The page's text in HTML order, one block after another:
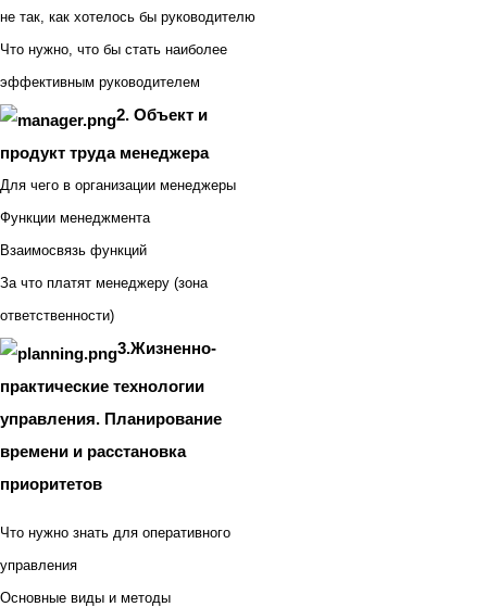
не так, как хотелось бы руководителю
Что нужно, что бы стать наиболее
эффективным руководителем
2. Объект и
продукт труда менеджера
Для чего в организации менеджеры
Функции менеджмента
Взаимосвязь функций
За что платят менеджеру (зона
ответственности)
3.Жизненно-
практические технологии
управления. Планирование
времени и расстановка
приоритетов
Что нужно знать для оперативного
управления
Основные виды и методы